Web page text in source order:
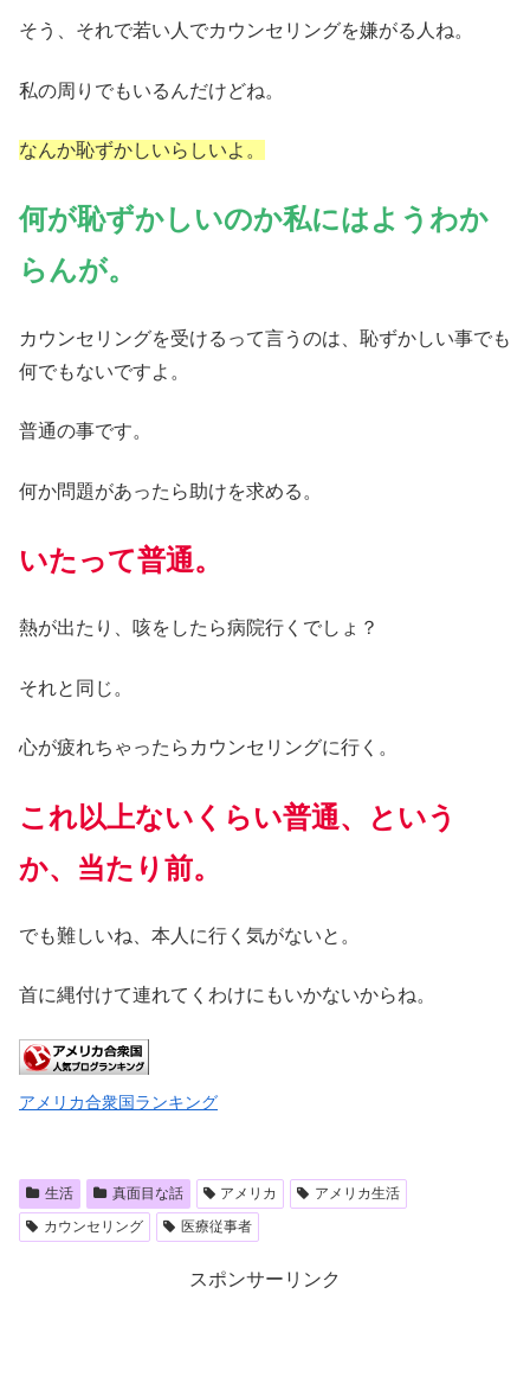
そう、それで若い人でカウンセリングを嫌がる人ね。
私の周りでもいるんだけどね。
なんか恥ずかしいらしいよ。
何が恥ずかしいのか私にはようわか
らんが。
カウンセリングを受けるって言うのは、恥ずかしい事でも
何でもないですよ。
普通の事です。
何か問題があったら助けを求める。
いたって普通。
熱が出たり、咳をしたら病院行くでしょ？
それと同じ。
心が疲れちゃったらカウンセリングに行く。
これ以上ないくらい普通、という
か、当たり前。
でも難しいね、本人に行く気がないと。
首に縄付けて連れてくわけにもいかないからね。
アメリカ合衆国ランキング
生活 真面目な話 アメリカ
アメリカ生活
カウンセリング
医療従事者
スポンサーリンク